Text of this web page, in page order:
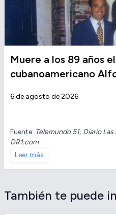
Muere a los 89 años
cubanoamericano
6 de agosto de 2026
Fuente: Telemundo 51; Diario
DR1.com
Leer más
También te puede